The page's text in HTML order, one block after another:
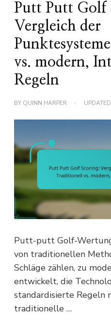
Putt Putt Golf
Vergleich der
vs. modern,
Regeln
BY QUINN HARPER
Putt-putt Golf-
von traditionellen
Schläge zählen, zu
entwickelt, die
standardisierte Regeln
traditionelle …